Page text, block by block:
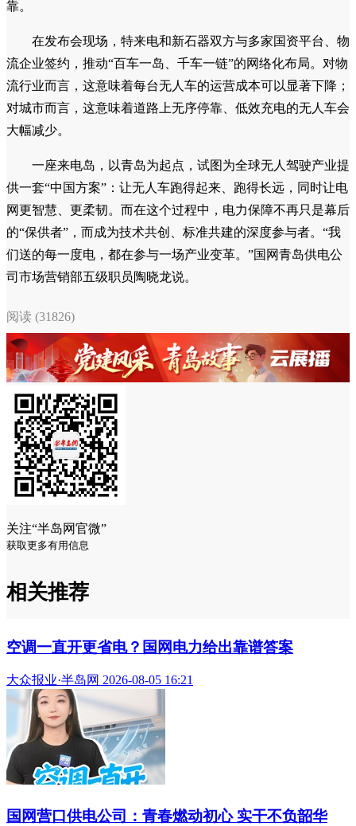
靠。
在发布会现场，特来电和新石器双方与多家国资平台、物
流企业签约，推动“百车一岛、千车一链”的网络化布局。对物
流行业而言，这意味着每台无人车的运营成本可以显著下降；
对城市而言，这意味着道路上无序停靠、低效充电的无人车会
大幅减少。
一座来电岛，以青岛为起点，试图为全球无人驾驶产业提
供一套“中国方案”：让无人车跑得起来、跑得长远，同时让电
网更智慧、更柔韧。而在这个过程中，电力保障不再只是幕后
的“保供者”，而成为技术共创、标准共建的深度参与者。“我
们送的每一度电，都在参与一场产业变革。”国网青岛供电公
司市场营销部五级职员陶晓龙说。
阅读 (31826)
关注“半岛网官微”
获取更多有用信息
相关推荐
空调一直开更省电？国网电力给出靠谱答案
大众报业·半岛网 2026-08-05 16:21
国网营口供电公司：青春燃动初心 实干不负韶华